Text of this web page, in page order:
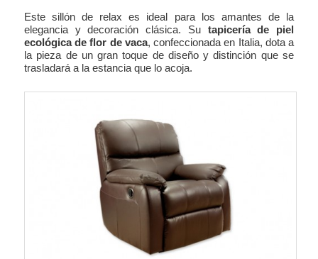
Este sillón de relax es ideal para los amantes de la
elegancia y decoración clásica. Su tapicería de piel
ecológica de flor de vaca, confeccionada en Italia, dota a
la pieza de un gran toque de diseño y distinción que se
trasladará a la estancia que lo acoja.